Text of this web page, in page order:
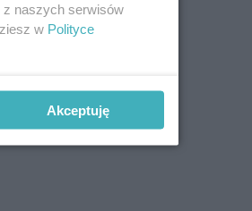
z naszych serwisów
w Polityce
Akceptuję